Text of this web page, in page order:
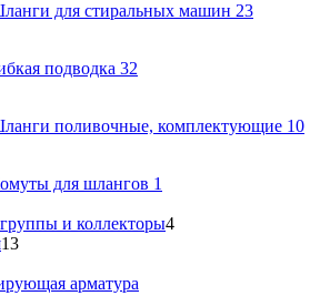
для стиральных машин 23
подводка 32
поливочные, комплектующие 10
для шлангов 1
и коллекторы4
13
арматура